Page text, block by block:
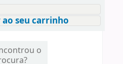
seu carrinho
o